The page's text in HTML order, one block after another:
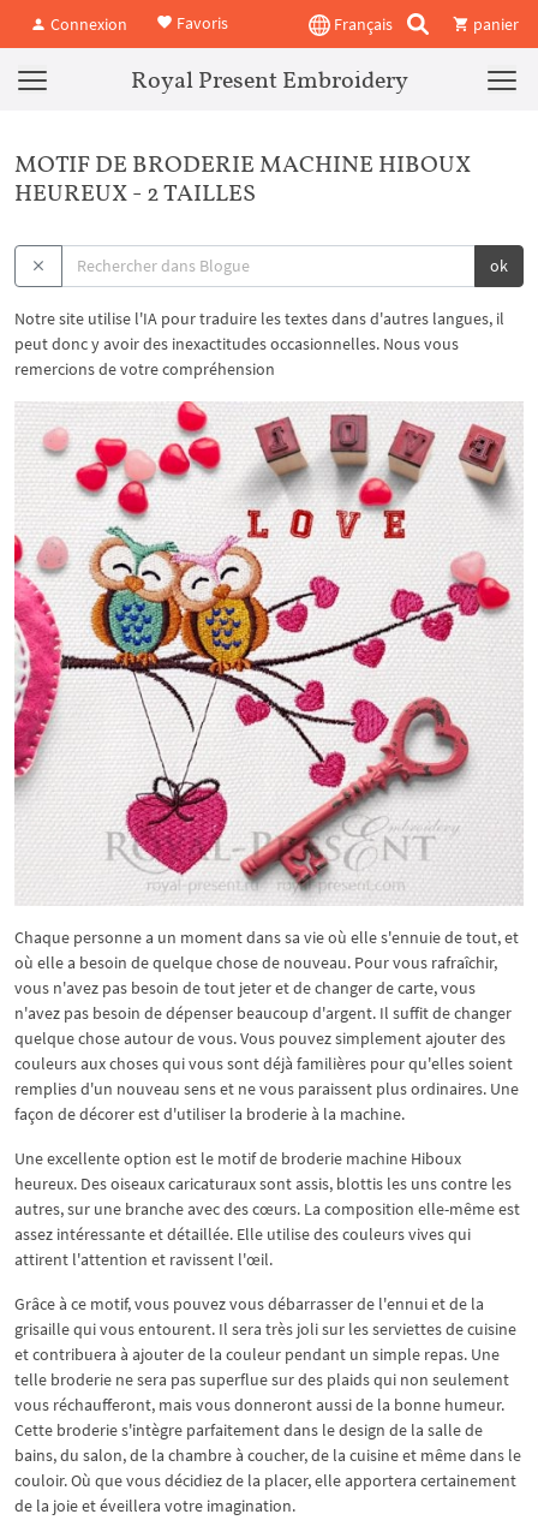
Connexion Favoris Français panier
Royal Present Embroidery
MOTIF DE BRODERIE MACHINE HIBOUX
HEUREUX - 2 TAILLES
ok
Notre site utilise l'IA pour traduire les textes dans d'autres langues, il
peut donc y avoir des inexactitudes occasionnelles. Nous vous
remercions de votre compréhension
Chaque personne a un moment dans sa vie où elle s'ennuie de tout, et
où elle a besoin de quelque chose de nouveau. Pour vous rafraîchir,
vous n'avez pas besoin de tout jeter et de changer de carte, vous
n'avez pas besoin de dépenser beaucoup d'argent. Il suffit de changer
quelque chose autour de vous. Vous pouvez simplement ajouter des
couleurs aux choses qui vous sont déjà familières pour qu'elles soient
remplies d'un nouveau sens et ne vous paraissent plus ordinaires. Une
façon de décorer est d'utiliser la broderie à la machine.
Une excellente option est le motif de broderie machine Hiboux
heureux. Des oiseaux caricaturaux sont assis, blottis les uns contre les
autres, sur une branche avec des cœurs. La composition elle-même est
assez intéressante et détaillée. Elle utilise des couleurs vives qui
attirent l'attention et ravissent l'œil.
Grâce à ce motif, vous pouvez vous débarrasser de l'ennui et de la
grisaille qui vous entourent. Il sera très joli sur les serviettes de cuisine
et contribuera à ajouter de la couleur pendant un simple repas. Une
telle broderie ne sera pas superflue sur des plaids qui non seulement
vous réchaufferont, mais vous donneront aussi de la bonne humeur.
Cette broderie s'intègre parfaitement dans le design de la salle de
bains, du salon, de la chambre à coucher, de la cuisine et même dans le
couloir. Où que vous décidiez de la placer, elle apportera certainement
de la joie et éveillera votre imagination.